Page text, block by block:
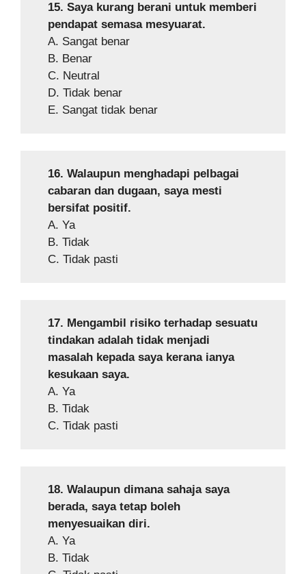
15. Saya kurang berani untuk memberi
pendapat semasa mesyuarat.
A. Sangat benar
B. Benar
C. Neutral
D. Tidak benar
E. Sangat tidak benar
16. Walaupun menghadapi pelbagai
cabaran dan dugaan, saya mesti
bersifat positif.
A. Ya
B. Tidak
C. Tidak pasti
17. Mengambil risiko terhadap sesuatu
tindakan adalah tidak menjadi
masalah kepada saya kerana ianya
kesukaan saya.
A. Ya
B. Tidak
C. Tidak pasti
18. Walaupun dimana sahaja saya
berada, saya tetap boleh
menyesuaikan diri.
A. Ya
B. Tidak